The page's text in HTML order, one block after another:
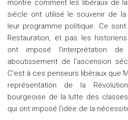
montre comment les libéraux de
siècle ont utilisé le souvenir de la
leur programme politique. Ce
Restauration, et pas les
ont imposé l’interprétation
aboutissement de l’ascension
C’est à ces penseurs libéraux que
représentation de la
bourgeoise de la lutte des
qui ont imposé l’idée de la